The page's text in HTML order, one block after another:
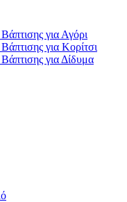
για Αγόρι
για Κορίτσι
για Δίδυμα